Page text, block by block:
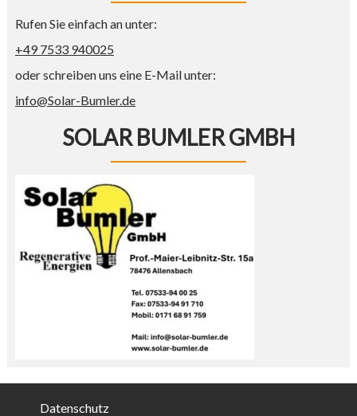
Rufen Sie einfach an unter:
+49 7533 940025
oder schreiben uns eine E-Mail unter:
info@Solar-Bumler.de
SOLAR BUMLER GMBH
Datenschutz